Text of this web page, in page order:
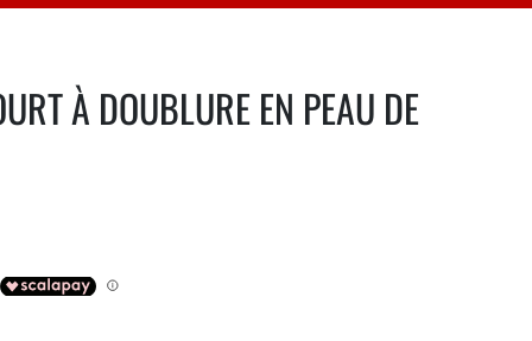
À DOUBLURE EN PEAU DE